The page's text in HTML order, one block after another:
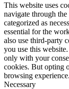
This website uses
navigate through
categorized as
essential for the
also use third-party
you use this
only with your
cookies. But opting
browsing experience.
Necessary